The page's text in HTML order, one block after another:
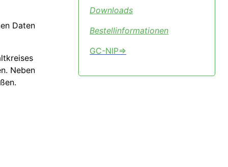
Daten
Neben
Downloads
Bestellinformationen
GC-NIP⇒